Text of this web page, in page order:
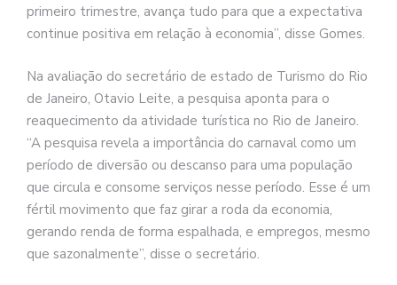
primeiro trimestre, avança tudo para que a expectativa
continue positiva em relação à economia”, disse Gomes.
Na avaliação do secretário de estado de Turismo do Rio
de Janeiro, Otavio Leite, a pesquisa aponta para o
reaquecimento da atividade turística no Rio de Janeiro.
“A pesquisa revela a importância do carnaval como um
período de diversão ou descanso para uma população
que circula e consome serviços nesse período. Esse é um
fértil movimento que faz girar a roda da economia,
gerando renda de forma espalhada, e empregos, mesmo
que sazonalmente”, disse o secretário.